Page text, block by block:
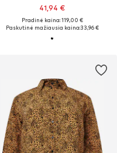
41,94 €
Pradinė kaina: 119,00 €
Paskutinė mažiausia kaina:33,96 €